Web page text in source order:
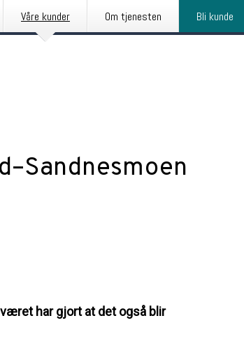
Våre kunder Om tjenesten Bli kunde
har gjort at det også blir